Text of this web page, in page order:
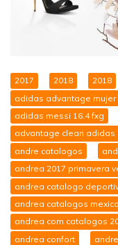
2017 2018 2018
adidas advantage mujer
adidas messi 16.4 fxg
advantage clean adidas
andre catalogos
andrea 2017 primavera
andrea catalogo
andrea catalogos
andrea com catalogos
andrea confort